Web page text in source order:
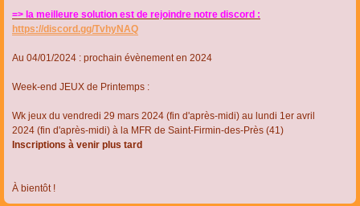
=> la meilleure solution est de rejoindre notre discord :
https://discord.gg/TvhyNAQ
Au 04/01/2024 : prochain évènement en 2024
Week-end JEUX de Printemps :
Wk jeux du vendredi 29 mars 2024 (fin d'après-midi) au lundi 1er avril
2024 (fin d'après-midi) à la MFR de Saint-Firmin-des-Près (41)
Inscriptions à venir plus tard
À bientôt !